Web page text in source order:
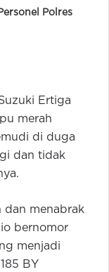
Polres
Ertiga
merah
di duga
dan tidak
dan menabrak
bernomor
menjadi
BY